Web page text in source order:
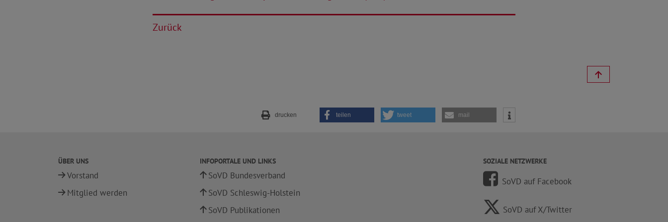
Zurück
drucken teilen tweet mail
ÜBER UNS
Vorstand
Mitglied werden
INFOPORTALE UND LINKS
SoVD Bundesverband
SoVD Schleswig-Holstein
SoVD Publikationen
SOZIALE NETZWERKE
SoVD auf Facebook
SoVD auf X/Twitter